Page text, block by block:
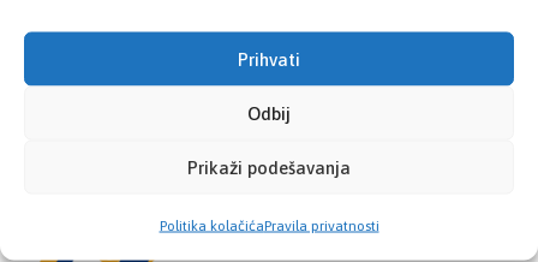
Prihvati
Odbij
Prikaži podešavanja
Politika kolačićaPravila privatnosti
PROVJERITE STATUS